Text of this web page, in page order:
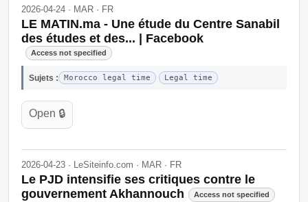
2026-04-24 · MAR · FR
LE MATIN.ma - Une étude du Centre Sanabil
des études et des... | Facebook
Access not specified
Sujets : Morocco legal time Legal time
Open 🔒
2026-04-23 · LeSiteinfo.com · MAR · FR
Le PJD intensifie ses critiques contre le
gouvernement Akhannouch
Access not specified